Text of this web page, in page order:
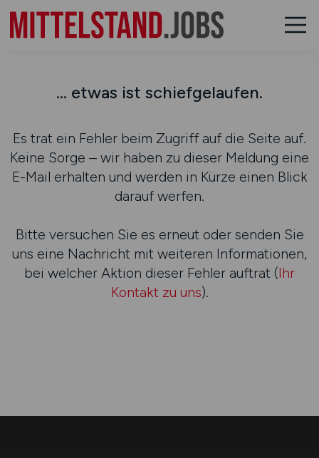
... etwas ist schiefgelaufen.
Es trat ein Fehler beim Zugriff auf die Seite auf.
Keine Sorge – wir haben zu dieser Meldung eine
E-Mail erhalten und werden in Kürze einen Blick
darauf werfen.
Bitte versuchen Sie es erneut oder senden Sie
uns eine Nachricht mit weiteren Informationen,
bei welcher Aktion dieser Fehler auftrat (Ihr
Kontakt zu uns).